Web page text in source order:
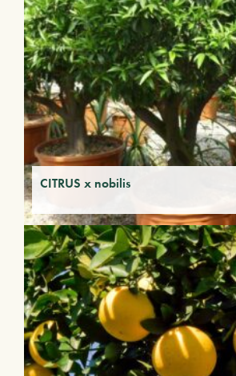
CITRUS x nobilis